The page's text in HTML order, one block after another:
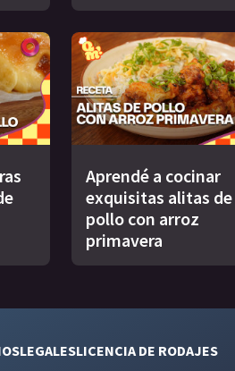
Aprendé a cocinar
exquisitas alitas de
pollo con arroz
primavera
LEGALESLICENCIA DE RODAJES